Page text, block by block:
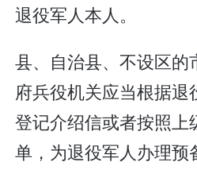
退役军人本人。
县、自治县、不设区的
府兵役机关应当根据退
登记介绍信或者按照上
单，为退役军人办理预